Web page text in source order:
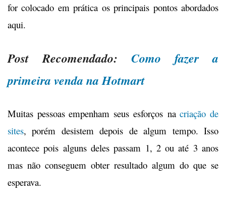
for colocado em prática os principais pontos abordados
aqui.
Post Recomendado: Como fazer a
primeira venda na Hotmart
Muitas pessoas empenham seus esforços nacriação de
sites, porém desistem depois de algum tempo. Isso
acontece pois alguns deles passam 1, 2 ou até 3 anos
mas não conseguem obter resultado algum do que se
esperava.